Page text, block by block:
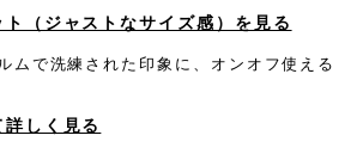
（ジャストなサイズ感）を見る
ムで洗練された印象に、オンオフ使える
しく見る